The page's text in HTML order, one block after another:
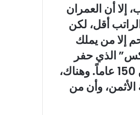
أن العمران
أقل، لكن
إلا من يملك
الذي حفر
اسمه في الصناعة المصرفية العالمية وإدارة الثروات لأكثر من 150 عاماً. وهناك،
وأن من